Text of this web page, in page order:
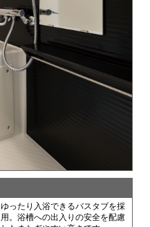
ゆったり入浴できるバスタブを採
用。浴槽への出入りの安全を配慮